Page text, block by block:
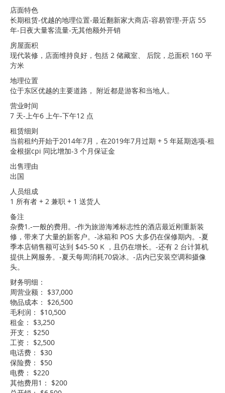
店面特色
长期租赁-优越的地理位置-最近翻新家大商店-容易管理-开店 55
年-日夜大量客流量-无其他额外开销
房屋面积
现代装修，店面维持良好，包括 2 储藏室、 后院，总面积 160 平
方米
地理位置
位于东区优越的主要道路， 附近都是游客和当地人。
营业时间
7 天-上午6 上午-下午12 点
租赁细则
当前租约开始于2014年7月，在2019年7月过期 + 5 年延期选项-租
金根据cpi 同比增加-3 个月保证金
出售理由
出国
人员组成
1 所有者 + 2 兼职 + 1 送货人
备注
杂费1.-一般的费用。-作为旅游海滩标志性的酒店最近刚重新装
修，带来了大量的新客户。-冰箱和 POS 大多仍在保修期内。-夏
季本店销售额可达到 $45-50 K ，且仍在增长。-还有 2 台计算机
提供上网服务。-夏天每周消耗70袋冰。-店内已安装空调和摄像
头。
财务明细：
周营业额： $37,000
物品成本： $26,500
毛利润： $10,500
租金： $3,250
开支： $250
工资： $2,500
电话费： $30
保险费： $50
电费： $220
其他费用1： $200